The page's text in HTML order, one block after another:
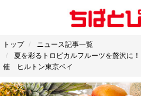
トップ
ニュース記事一覧
夏を彩るトロピカルフルーツを贅沢に
催 ヒルトン東京ベイ